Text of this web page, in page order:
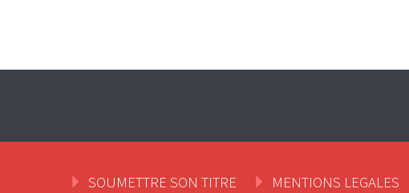
SOUMETTRE SON TITRE MENTIONS LEGALES